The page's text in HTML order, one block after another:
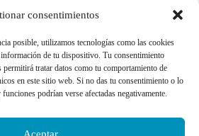
consentimientos
posible, utilizamos tecnologías como las cookies
información de tu dispositivo. Tu consentimiento
permitirá tratar datos como tu comportamiento de
en este sitio web. Si no das tu consentimiento o lo
podrían verse afectadas negativamente.
Aceptar
Account
Tu cuenta
Tus pedidos